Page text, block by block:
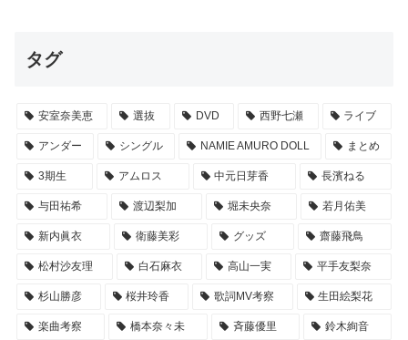
タグ
安室奈美恵 選抜 DVD 西野七瀬 ライブ
アンダー シングル NAMIE AMURO DOLL まとめ
3期生 アムロス 中元日芽香 長濱ねる
与田祐希 渡辺梨加 堀未央奈 若月佑美
新内眞衣 衛藤美彩 グッズ 齋藤飛鳥
松村沙友理 白石麻衣 高山一実 平手友梨奈
杉山勝彦 桜井玲香 歌詞MV考察 生田絵梨花
楽曲考察 橋本奈々未 斉藤優里 鈴木絢音